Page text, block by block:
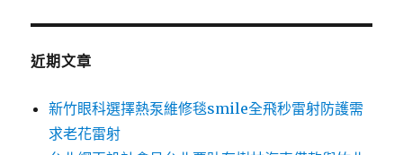
鍵
近期文章
新竹眼科選擇熱泵維修毯smile全飛秒雷射防護需
求老花雷射